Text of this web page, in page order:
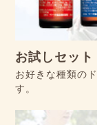
お試しセット
お好きな種類の
す。